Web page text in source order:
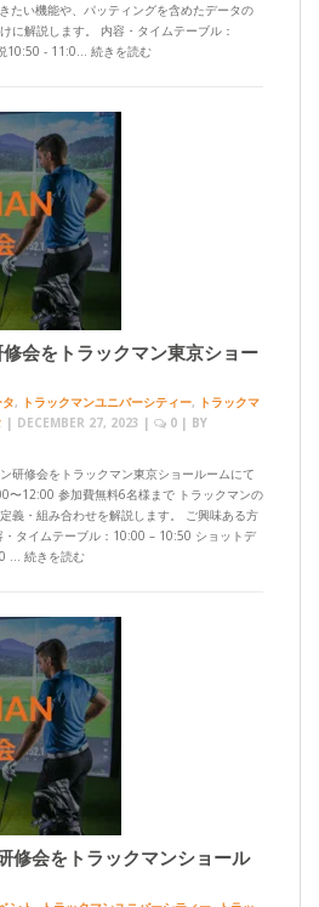
たい機能や、パッティングを含めたデータの
に解説します。 内容・タイムテーブル：
10:50 - 11:0… 続きを読む
会をトラックマン東京ショー
, トラックマンユニバーシティー, トラックマ
| DECEMBER 27, 2023 | 0 | BY
研修会をトラックマン東京ショールームにて
〜12:00 参加費無料6名様まで トラックマンの
義・組み合わせを解説します。 ご興味ある方
タイムテーブル：10:00 – 10:50 ショットデ
… 続きを読む
修会をトラックマンショール